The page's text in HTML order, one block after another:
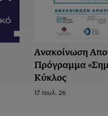
Ανακοίνωση
Πρόγραμμα
Κύκλος
17 Ιουλ. 26